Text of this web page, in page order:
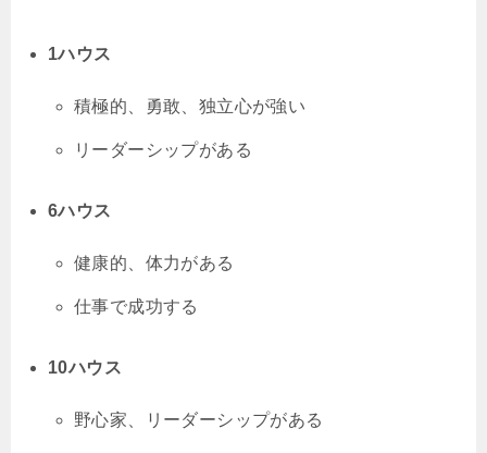
1ハウス
積極的、勇敢、独立心が強い
リーダーシップがある
6ハウス
健康的、体力がある
仕事で成功する
10ハウス
野心家、リーダーシップがある